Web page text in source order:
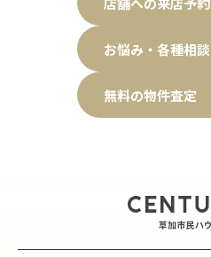
お悩み・各種相談
無料の物件査定